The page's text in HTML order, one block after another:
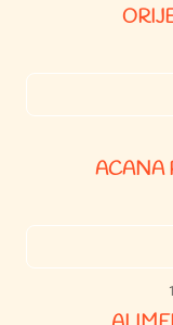
ACANA